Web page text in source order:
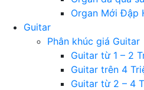
Organ Mới Đập
Guitar
Phân khúc giá Guitar
Guitar từ 1 – 2
Guitar trên 4
Guitar từ 2 – 4